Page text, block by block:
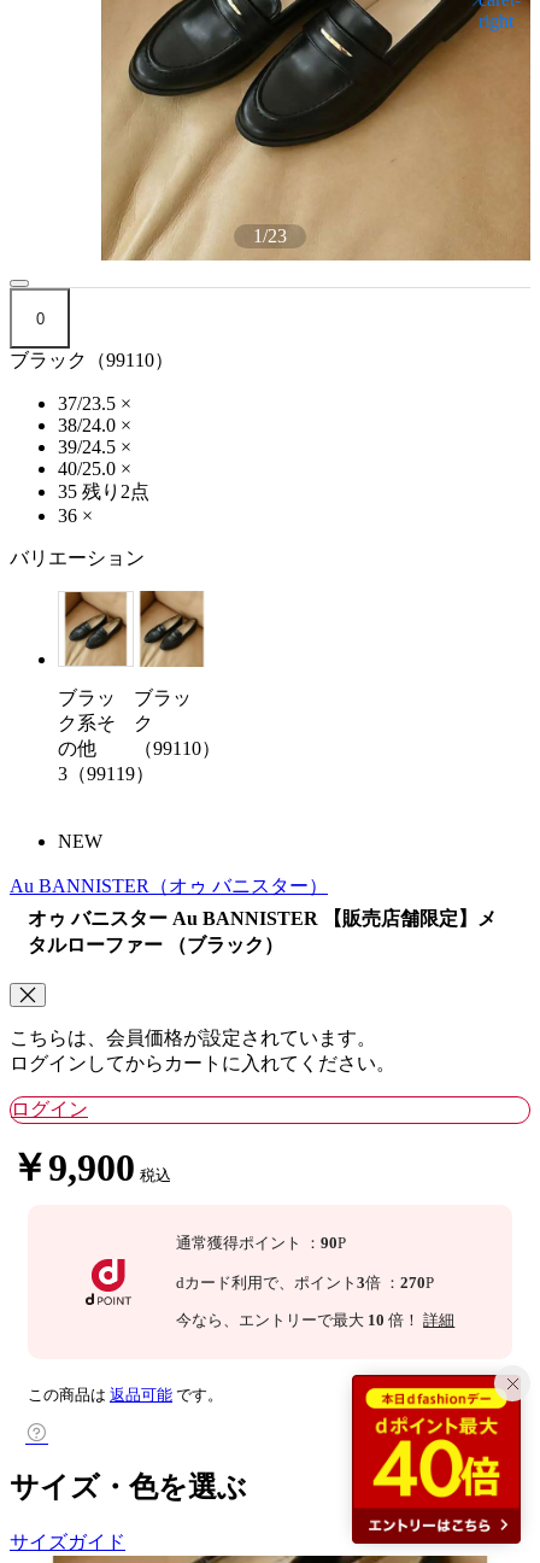
1/23
0
ブラック（99110）
37/23.5 ×
38/24.0 ×
39/24.5 ×
40/25.0 ×
35 残り2点
36 ×
バリエーション
ブラッ
ク系そ
の他
3（99119）
ブラッ
ク
（99110）
NEW
Au BANNISTER
（オゥ バニスター）
オゥ バニスター Au BANNISTER 【販売店舗限定】メ
タルローファー （ブラック）
こちらは、会員価格が設定されています。
ログインしてからカートに入れてください。
ログイン
￥9,900 税込
通常獲得ポイント ：90P
dカード利用で、ポイント3倍 ：270P
今なら 、エントリーで最大 10 倍！詳細
この商品は 返品可能 です。
サイズ・色を選ぶ
サイズガイド